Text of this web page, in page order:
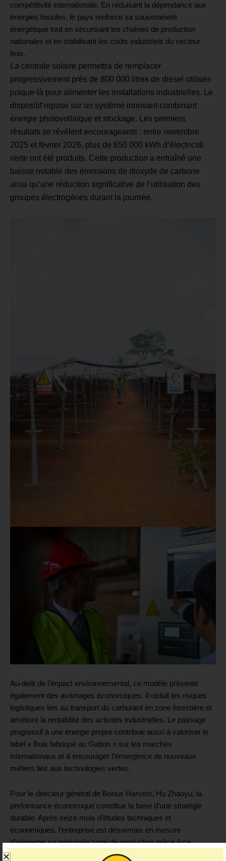
compétitivité internationale. En réduisant la dépendance aux
énergies fossiles, le pays renforce sa souveraineté
énergétique tout en sécurisant les chaînes de production
nationales et en stabilisant les coûts industriels du secteur
bois.
La centrale solaire permettra de remplacer
progressivement près de 800 000 litres de diesel utilisés
jusque-là pour alimenter les installations industrielles. Le
dispositif repose sur un système innovant combinant
énergie photovoltaïque et stockage. Les premiers
résultats se révèlent encourageants : entre novembre
2025 et février 2026, plus de 650 000 kWh d’électricité
verte ont été produits. Cette production a entraîné une
baisse notable des émissions de dioxyde de carbone
ainsi qu’une réduction significative de l’utilisation des
groupes électrogènes durant la journée.
Au-delà de l’impact environnemental, ce modèle présente
également des avantages économiques. Il réduit les risques
logistiques liés au transport du carburant en zone forestière et
améliore la rentabilité des activités industrielles. Le passage
progressif à une énergie propre contribue aussi à valoriser le
label « Bois fabriqué au Gabon » sur les marchés
internationaux et à encourager l’émergence de nouveaux
métiers liés aux technologies vertes.
Pour le directeur général de Bonus Harvest, Hu Zhaoyu, la
performance économique constitue la base d’une stratégie
durable. Après seize mois d’études techniques et
économiques, l’entreprise est désormais en mesure
d’alimenter sa principale zone de production grâce à ce
système photovoltaïque associé à un dispositif de stockage.